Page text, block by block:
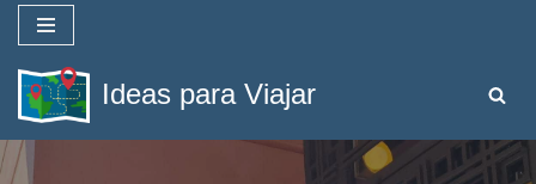
Saltar
al
contenido
Ideas para Viajar